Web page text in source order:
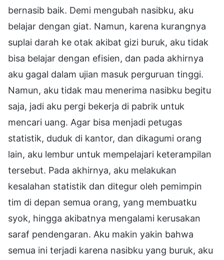
bernasib baik. Demi mengubah nasibku, aku
belajar dengan giat. Namun, karena kurangnya
suplai darah ke otak akibat gizi buruk, aku tidak
bisa belajar dengan efisien, dan pada akhirnya
aku gagal dalam ujian masuk perguruan tinggi.
Namun, aku tidak mau menerima nasibku begitu
saja, jadi aku pergi bekerja di pabrik untuk
mencari uang. Agar bisa menjadi petugas
statistik, duduk di kantor, dan dikagumi orang
lain, aku lembur untuk mempelajari keterampilan
tersebut. Pada akhirnya, aku melakukan
kesalahan statistik dan ditegur oleh pemimpin
tim di depan semua orang, yang membuatku
syok, hingga akibatnya mengalami kerusakan
saraf pendengaran. Aku makin yakin bahwa
semua ini terjadi karena nasibku yang buruk, aku